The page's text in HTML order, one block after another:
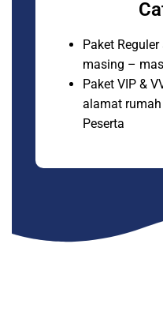
Paket
masing –
Paket VIP &
alamat
Peserta